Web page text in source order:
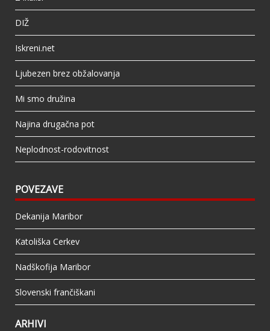
DIŽ
Iskreni.net
Ljubezen brez obžalovanja
Mi smo družina
Najina drugačna pot
Neplodnost-rodovitnost
POVEZAVE
Dekanija Maribor
Katoliška Cerkev
Nadškofija Maribor
Slovenski frančiškani
ARHIVI